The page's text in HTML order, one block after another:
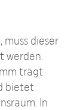
muss dieser
werden.
trägt
bietet
In